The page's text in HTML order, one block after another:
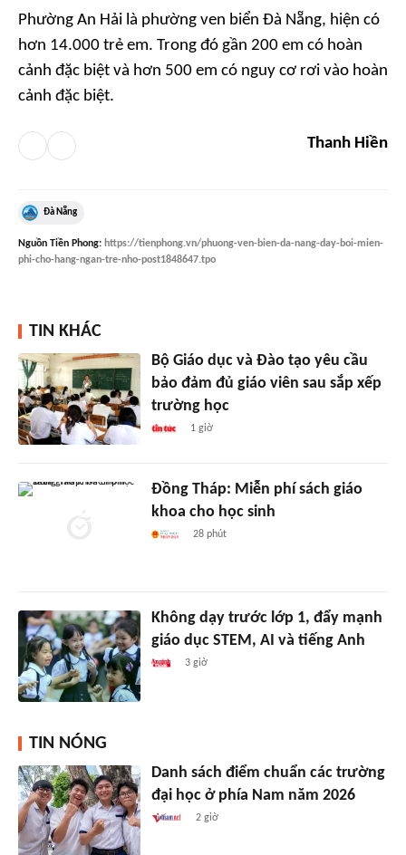
Phường An Hải là phường ven biển Đà Nẵng, hiện có
hơn 14.000 trẻ em. Trong đó gần 200 em có hoàn
cảnh đặc biệt và hơn 500 em có nguy cơ rơi vào hoàn
cảnh đặc biệt.
Thanh Hiền
Đà Nẵng
Nguồn Tiền Phong: https://tienphong.vn/phuong-ven-bien-da-nang-day-boi-mien-
phi-cho-hang-ngan-tre-nho-post1848647.tpo
TIN KHÁC
Bộ Giáo dục và Đào tạo yêu cầu
bảo đảm đủ giáo viên sau sắp xếp
trường học
1 giờ
Đồng Tháp: Miễn phí sách giáo
khoa cho học sinh
28 phút
Không dạy trước lớp 1, đẩy mạnh
giáo dục STEM, AI và tiếng Anh
3 giờ
TIN NÓNG
Danh sách điểm chuẩn các trường
đại học ở phía Nam năm 2026
2 giờ